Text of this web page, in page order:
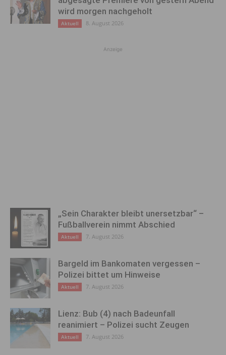
wird morgen nachgeholt
Aktuell 8. August 2026
Anzeige
„Sein Charakter bleibt unersetzbar“ –
Fußballverein nimmt Abschied
Aktuell 7. August 2026
Bargeld im Bankomaten vergessen –
Polizei bittet um Hinweise
Aktuell 7. August 2026
Lienz: Bub (4) nach Badeunfall
reanimiert – Polizei sucht Zeugen
Aktuell 7. August 2026